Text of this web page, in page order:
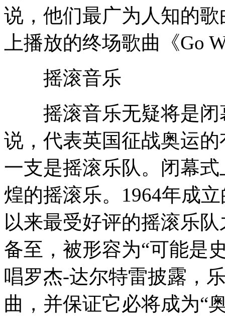
说，他们最广为人知的
上播放的终场歌曲《Go
摇滚音乐
摇滚音乐无疑将是闭
说，代表英国征战奥运
一支是摇滚乐队。闭幕
煌的摇滚乐。1964年成
以来最受好评的摇滚乐
备至，被形容为“可能是
唱罗杰-达尔特雷披露，
曲，并保证它必将成为“